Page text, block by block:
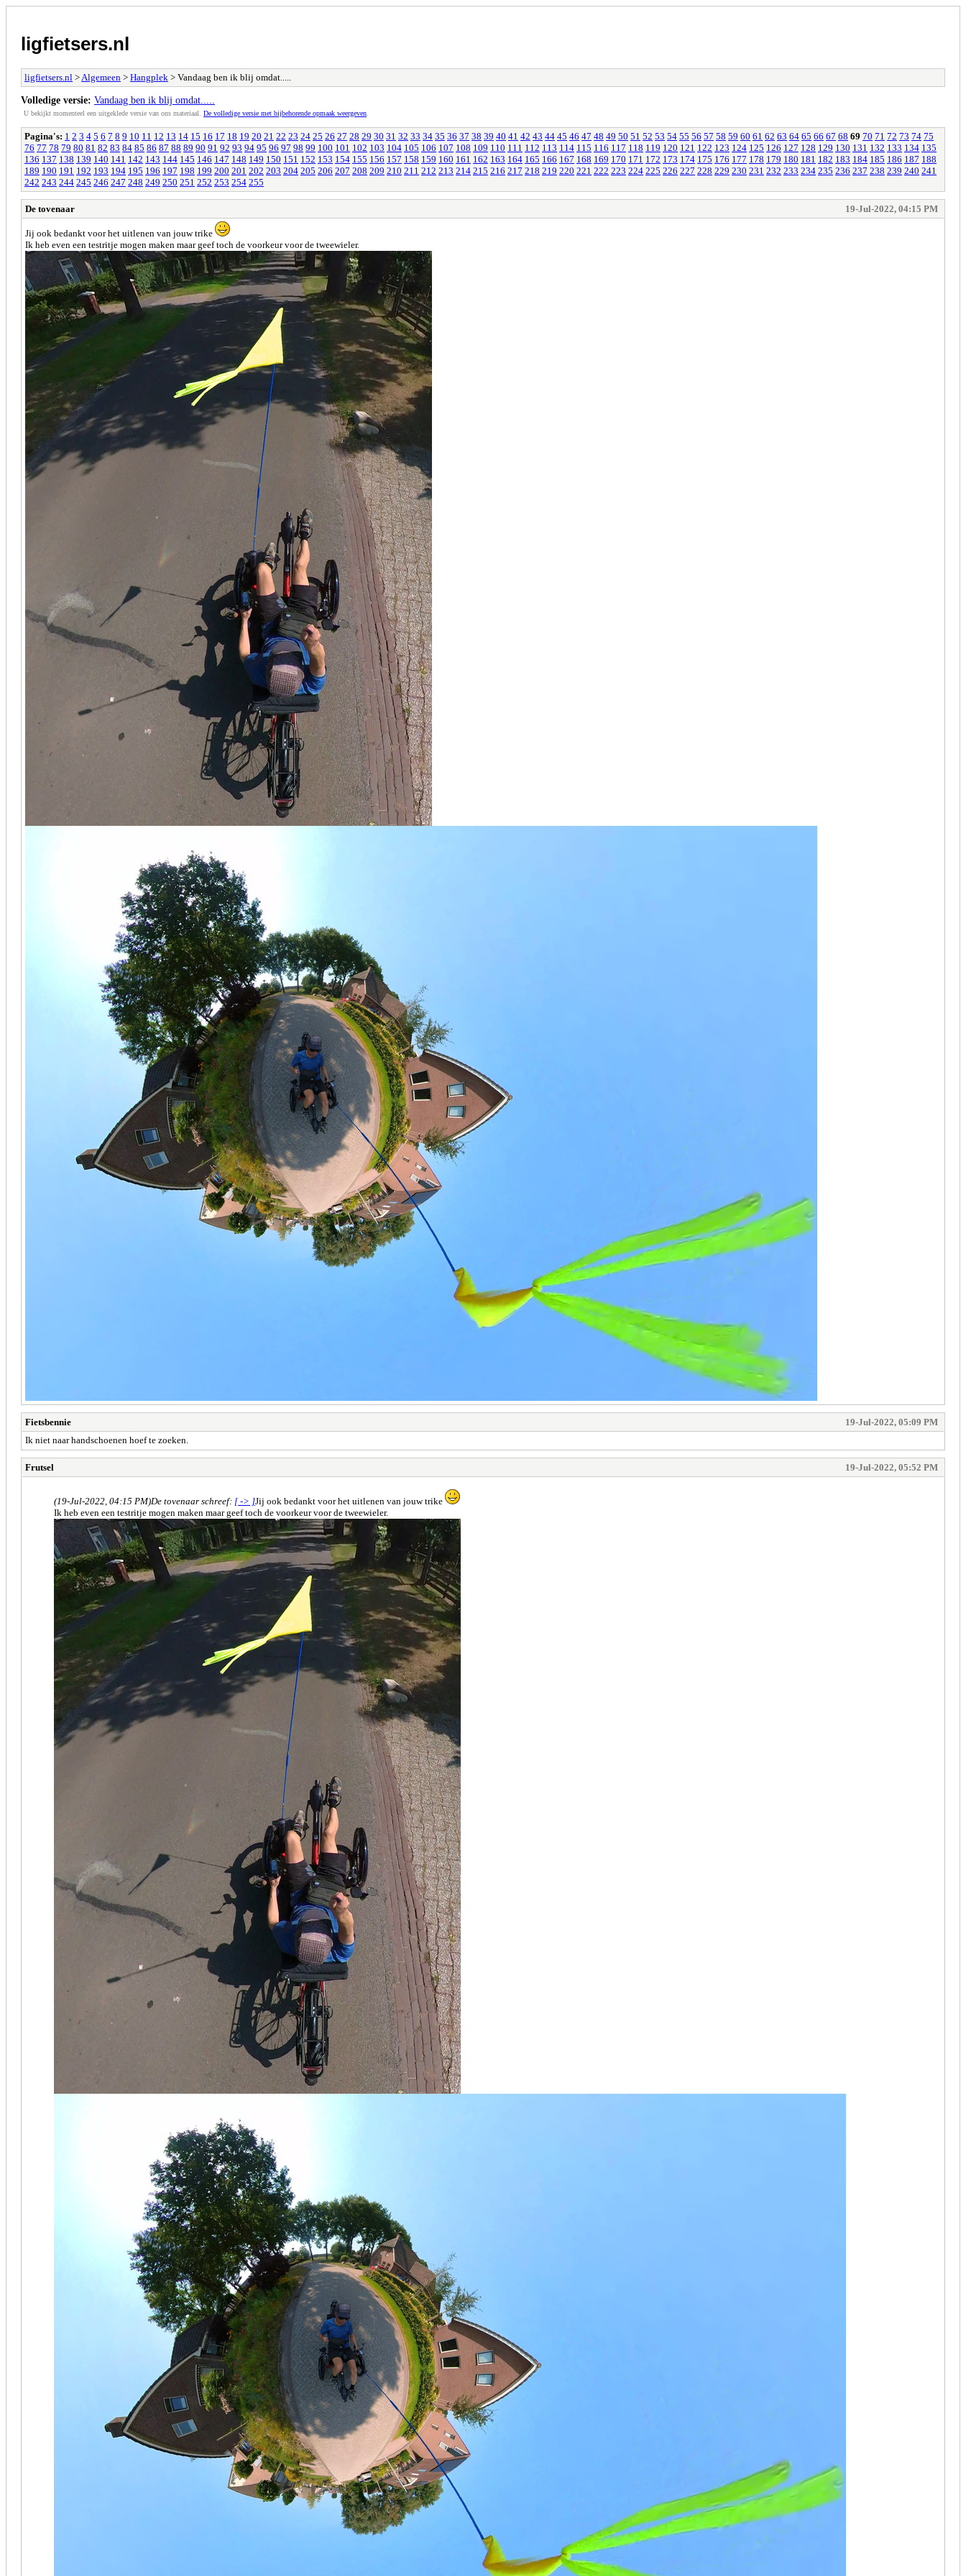
ligfietsers.nl
ligfietsers.nl > Algemeen > Hangplek > Vandaag ben ik blij omdat.....
Volledige versie: Vandaag ben ik blij omdat.....
U bekijkt momenteel een uitgeklede versie van ons materiaal. De volledige versie met bijbehorende opmaak weergeven
Pagina's: 1 2 3 4 5 6 7 8 9 10 11 12 13 14 15 16 17 18 19 20 21 22 23 24 25 26 27 28 29 30 31 32 33 34 35 36 37 38 39 40 41 42 43 44 45 46 47 48 49 50 51 52 53 54 55 56 57 58 59 60 61 62 63 64 65 66 67 68 69 70 71 72 73 74 75
76 77 78 79 80 81 82 83 84 85 86 87 88 89 90 91 92 93 94 95 96 97 98 99 100 101 102 103 104 105 106 107 108 109 110 111 112 113 114 115 116 117 118 119 120 121 122 123 124 125 126 127 128 129 130 131 132 133 134 135
136 137 138 139 140 141 142 143 144 145 146 147 148 149 150 151 152 153 154 155 156 157 158 159 160 161 162 163 164 165 166 167 168 169 170 171 172 173 174 175 176 177 178 179 180 181 182 183 184 185 186 187 188
189 190 191 192 193 194 195 196 197 198 199 200 201 202 203 204 205 206 207 208 209 210 211 212 213 214 215 216 217 218 219 220 221 222 223 224 225 226 227 228 229 230 231 232 233 234 235 236 237 238 239 240 241
242 243 244 245 246 247 248 249 250 251 252 253 254 255
De tovenaar 19-Jul-2022, 04:15 PM
Jij ook bedankt voor het uitlenen van jouw trike
Ik heb even een testritje mogen maken maar geef toch de voorkeur voor de tweewieler.
Fietsbennie
19-Jul-2022, 05:09 PM
Ik niet naar handschoenen hoef te zoeken.
Frutsel 19-Jul-2022, 05:52 PM
(19-Jul-2022, 04:15 PM)De tovenaar schreef: [ -> ]Jij ook bedankt voor het uitlenen van jouw trike
Ik heb even een testritje mogen maken maar geef toch de voorkeur voor de tweewieler.